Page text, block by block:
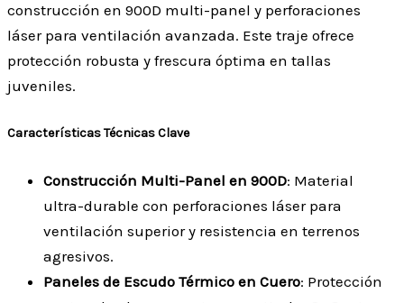
construcción en 900D multi-panel y perforaciones
láser para ventilación avanzada. Este traje ofrece
protección robusta y frescura óptima en tallas
juveniles.
Características Técnicas Clave
Construcción Multi-Panel en 900D: Material
ultra-durable con perforaciones láser para
ventilación superior y resistencia en terrenos
agresivos.
Paneles de Escudo Térmico en Cuero: Protección